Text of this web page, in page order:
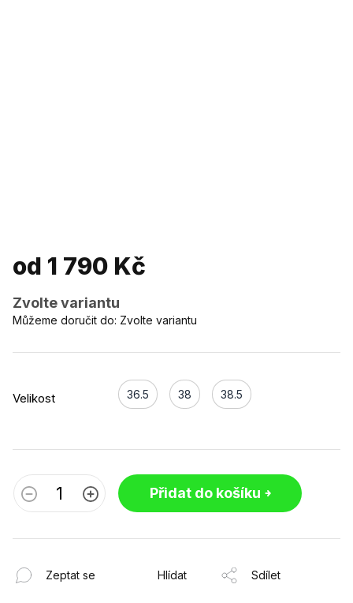
od 1 790 Kč
Zvolte variantu
Velikost 36.5 38 38.5
Můžeme doručit do: Zvolte variantu
Přidat do košíku
Zeptat se Hlídat Sdílet